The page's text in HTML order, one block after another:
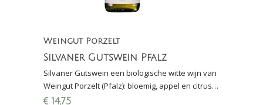
Weingut Porzelt
Silvaner Gutswein Pfalz
Silvaner Gutswein een biologische witte wijn van
Weingut Porzelt (Pfalz): bloemig, appel en citrus,
zacht en mineraal; lekker bij asperges en
€ 14,75